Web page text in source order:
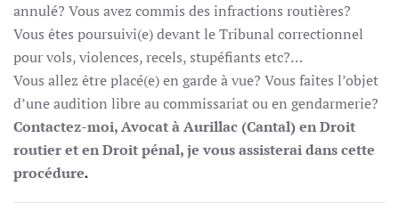
annulé? Vous avez commis des infractions routières?
Vous êtes poursuivi(e) devant le Tribunal correctionnel
pour vols, violences, recels, stupéfiants etc?…
Vous allez être placé(e) en garde à vue? Vous faites l’objet
d’une audition libre au commissariat ou en gendarmerie?
Contactez-moi, Avocat à Aurillac (Cantal) en Droit
routier et en Droit pénal, je vous assisterai dans cette
procédure.